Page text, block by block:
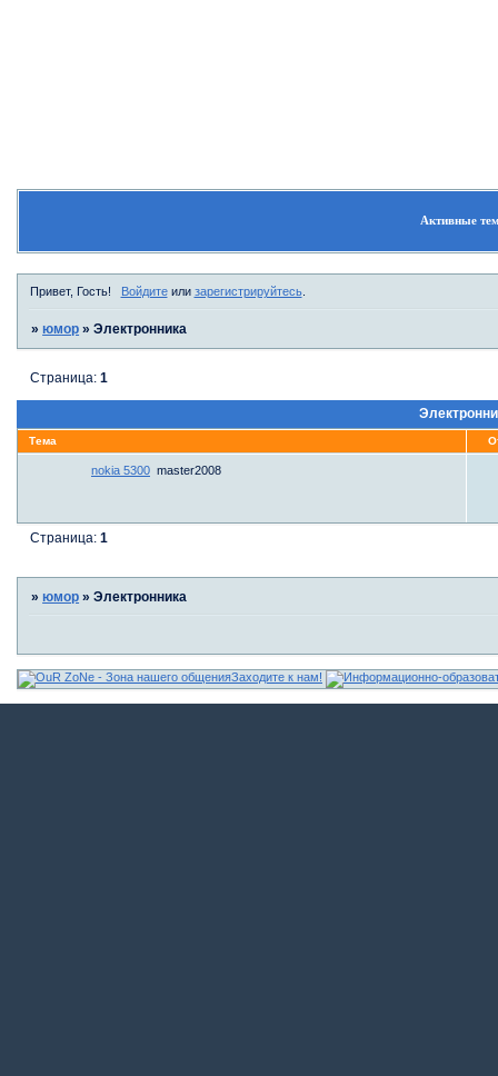
Активные
Привет, Гость! Войдитеили зарегистрируйтесь.
»юмор »Электронника
Страница:1
Тема
nokia 5300 master2008
Страница:1
»юмор »Электронника